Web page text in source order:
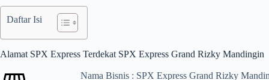
Daftar Isi
Alamat SPX Express Terdekat SPX Express Grand Rizky Mandingin
Nama Bisnis : SPX Express Grand Rizky